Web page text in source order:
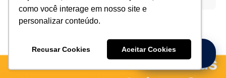
como você interage em nosso site e
personalizar conteúdo.
Recusar Cookies Aceitar Cookies
Más formas
Precisa de Ajuda?